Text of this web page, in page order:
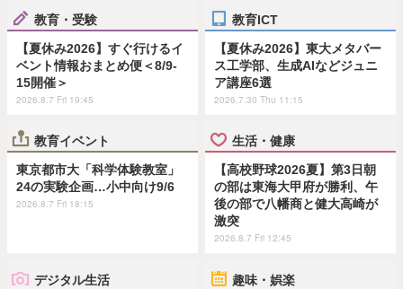
教育・受験
【夏休み2026】すぐ行けるイ
ベント情報おまとめ便＜8/9-
15開催＞
2026.8.7 Fri 19:45
教育ICT
【夏休み2026】東大メタバー
ス工学部、生成AIなどジュニ
ア講座6選
2026.7.30 Thu 11:15
教育イベント
東京都市大「科学体験教室」
24の実験企画…小中向け9/6
2026.8.7 Fri 18:15
生活・健康
【高校野球2026夏】第3日朝
の部は東海大甲府が勝利、午
後の部で八幡商と健大高崎が
激突
2026.8.7 Fri 12:45
デジタル生活 趣味・娯楽